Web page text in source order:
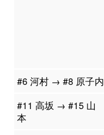
#6 河村 → #8 原子内
#11 高坂 → #15 山
本